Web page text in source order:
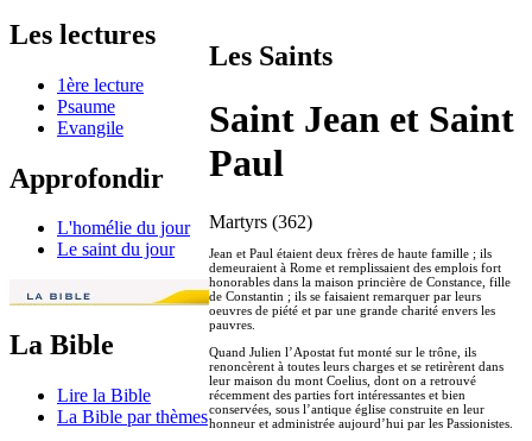
Les lectures
1ère lecture
Psaume
Evangile
Approfondir
L'homélie du jour
Le saint du jour
La Bible
Lire la Bible
La Bible par thèmes
Les Saints
Saint Jean et Saint
Paul
Martyrs (362)
Jean et Paul étaient deux frères de haute famille ; ils
demeuraient à Rome et remplissaient des emplois fort
honorables dans la maison princière de Constance, fille
de Constantin ; ils se faisaient remarquer par leurs
oeuvres de piété et par une grande charité envers les
pauvres.
Quand Julien l’Apostat fut monté sur le trône, ils
renoncèrent à toutes leurs charges et se retirèrent dans
leur maison du mont Coelius, dont on a retrouvé
récemment des parties fort intéressantes et bien
conservées, sous l’antique église construite en leur
honneur et administrée aujourd’hui par les Passionistes.